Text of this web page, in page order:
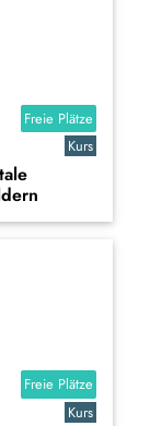
Freie Plätze
Kurs
Freie Plätze
Kurs